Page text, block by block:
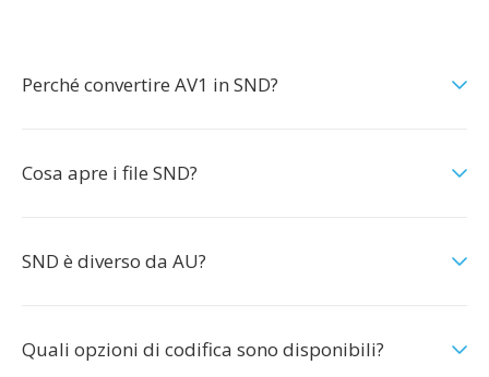
Perché convertire AV1 in SND?
Cosa apre i file SND?
SND è diverso da AU?
Quali opzioni di codifica sono disponibili?